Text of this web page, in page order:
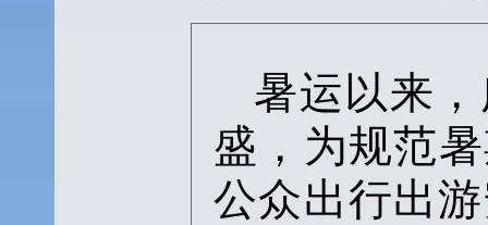
暑运以来
盛，为规范
公众出行出